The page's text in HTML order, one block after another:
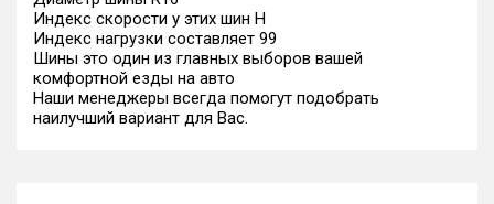
Индекс скорости у этих шин H
Индекс нагрузки составляет 99
Шины это один из главных выборов вашей
комфортной езды на авто
Наши менеджеры всегда помогут подобрать
наилучший вариант для Вас.